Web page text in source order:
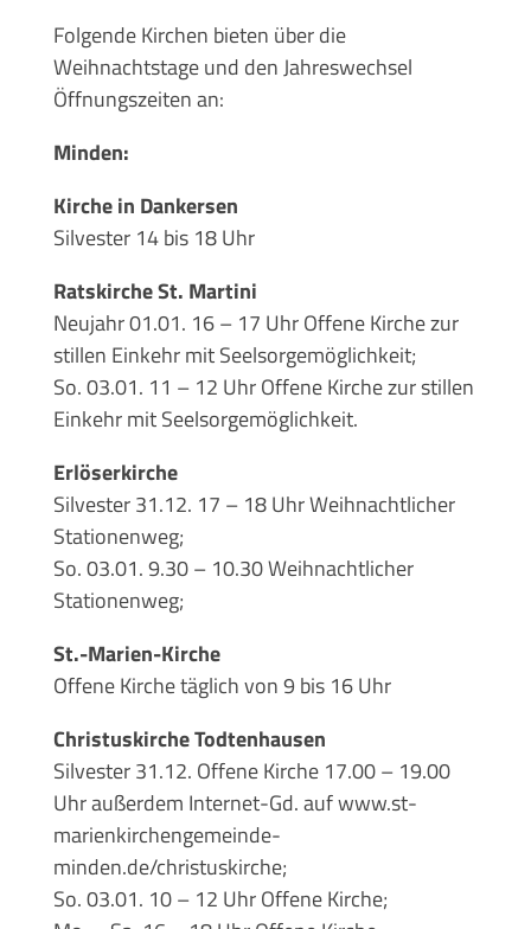
Folgende Kirchen bieten über die
Weihnachtstage und den Jahreswechsel
Öffnungszeiten an:
Minden:
Kirche in Dankersen
Silvester 14 bis 18 Uhr
Ratskirche St. Martini
Neujahr 01.01. 16 – 17 Uhr Offene Kirche zur
stillen Einkehr mit Seelsorgemöglichkeit;
So. 03.01. 11 – 12 Uhr Offene Kirche zur stillen
Einkehr mit Seelsorgemöglichkeit.
Erlöserkirche
Silvester 31.12. 17 – 18 Uhr Weihnachtlicher
Stationenweg;
So. 03.01. 9.30 – 10.30 Weihnachtlicher
Stationenweg;
St.-Marien-Kirche
Offene Kirche täglich von 9 bis 16 Uhr
Christuskirche Todtenhausen
Silvester 31.12. Offene Kirche 17.00 – 19.00
Uhr außerdem Internet-Gd. auf www.st-
marienkirchengemeinde-
minden.de/christuskirche;
So. 03.01. 10 – 12 Uhr Offene Kirche;